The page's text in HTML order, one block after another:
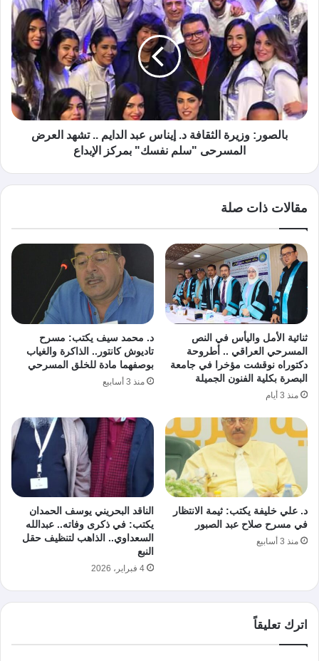
بالصور: وزيرة الثقافة د. إيناس عبد الدايم .. تشهد العرض
المسرحى "سلم نفسك" بمركز الإبداع
مقالات ذات صلة
ثنائية الأمل واليأس في النص
المسرحي العراقي .. أطروحة
دكتوراه نوقشت مؤخرا في جامعة
البصرة بكلية الفنون الجميلة
منذ 3 أيام
د. محمد سيف يكتب: مسرح
تاديوش كانتور.. الذاكرة والغياب
بوصفهما مادة للخلق المسرحي
منذ 3 أسابيع
د. علي خليفة يكتب: ثيمة الانتظار
في مسرح صلاح عبد الصبور
منذ 3 أسابيع
الناقد البحريني يوسف الحمدان
يكتب: في ذكرى وفاته.. عبدالله
السعداوي.. الذاهب لتنظيف حقل
النبع
4 فبراير، 2026
اترك تعليقاً